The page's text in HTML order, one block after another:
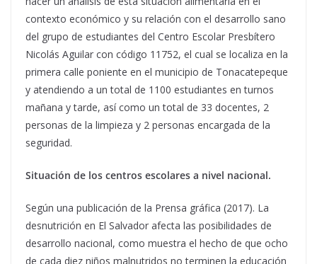
contexto económico y su relación con el desarrollo sano
del grupo de estudiantes del Centro Escolar Presbítero
Nicolás Aguilar con código 11752, el cual se localiza en la
primera calle poniente en el municipio de Tonacatepeque
y atendiendo a un total de 1100 estudiantes en turnos
mañana y tarde, así como un total de 33 docentes, 2
personas de la limpieza y 2 personas encargada de la
seguridad.
Situación de los centros escolares a nivel nacional.
Según una publicación de la Prensa gráfica (2017). La
desnutrición en El Salvador afecta las posibilidades de
desarrollo nacional, como muestra el hecho de que ocho
de cada diez niños malnutridos no terminen la educación